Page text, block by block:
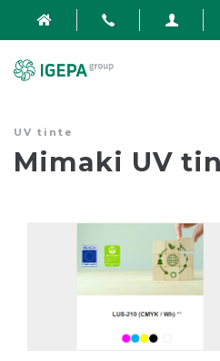
UV tinte
Mimaki UV